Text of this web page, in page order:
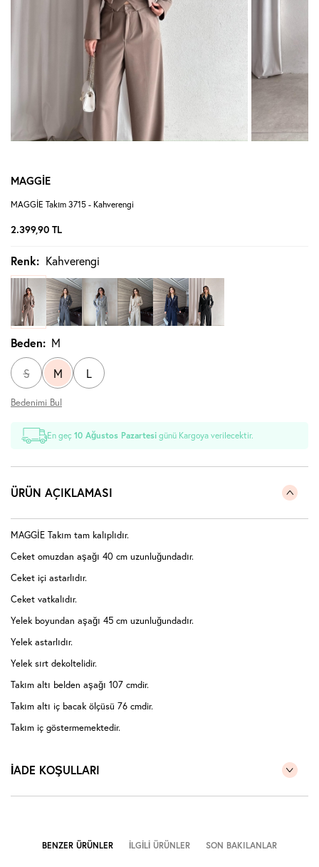
MAGGİE
MAGGİE Takım 3715 - Kahverengi
2.399,90 TL
Renk: Kahverengi
Beden: M
S M L
Bedenimi Bul
En geç10 Ağustos Pazartesi günü Kargoya verilecektir.
ÜRÜN AÇIKLAMASI
MAGGİE Takım tam kalıplıdır.
Ceket omuzdan aşağı 40 cm uzunluğundadır.
Ceket içi astarlıdır.
Ceket vatkalıdır.
Yelek boyundan aşağı 45 cm uzunluğundadır.
Yelek astarlıdır.
Yelek sırt dekoltelidir.
Takım altı belden aşağı 107 cmdir.
Takım altı iç bacak ölçüsü 76 cmdir.
Takım iç göstermemektedir.
Takım esnek değildir.
İADE KOŞULLARI
BENZER ÜRÜNLER İLGILI ÜRÜNLER SON BAKILANLAR